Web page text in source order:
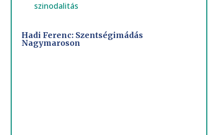
szinodalitás
Hadi Ferenc: Szentségimádás
Nagymaroson